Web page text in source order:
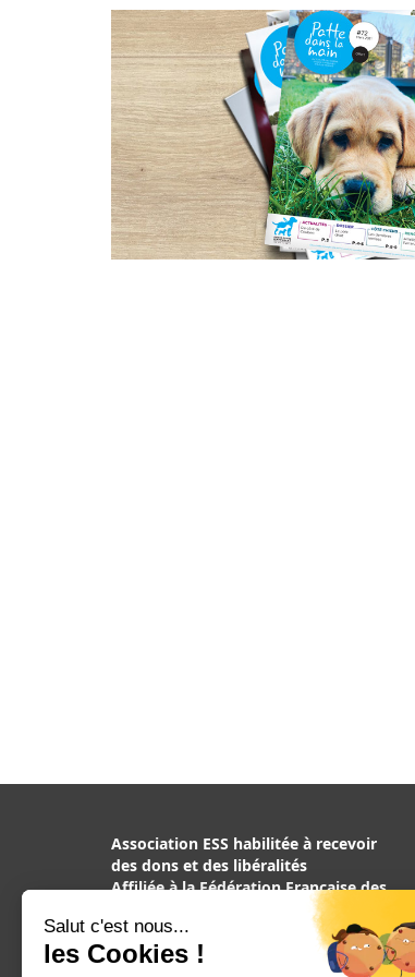
Association ESS habilitée à recevoir
des dons et des libéralités
Affiliée à la Fédération Française des
Associations de Chiens guides
d’aveugles, reconnue d’utilité
publique